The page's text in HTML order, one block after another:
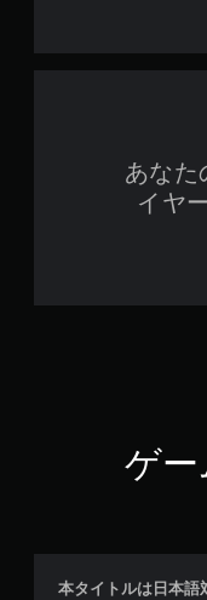
あなた
イヤ
ゲー
本タイトルは日本語